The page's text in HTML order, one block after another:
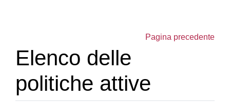
Pagina precedente
Elenco delle
politiche attive